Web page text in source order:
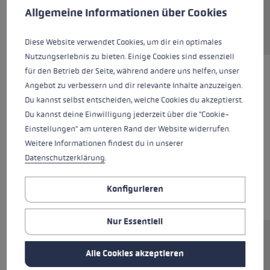
Ersatzsegment (Mittelteil) für LEKI FX.One
Stöcke. Abmessungen: 11,3x250mm.
Allgemeine Informationen über Cookies
Diese Website verwendet Cookies, um dir ein optimales
Nutzungserlebnis zu bieten. Einige Cookies sind essenziell
für den Betrieb der Seite, während andere uns helfen, unser
Angebot zu verbessern und dir relevante Inhalte anzuzeigen.
Du kannst selbst entscheiden, welche Cookies du akzeptierst.
Du kannst deine Einwilligung jederzeit über die "Cookie-
Einstellungen" am unteren Rand der Website widerrufen.
Weitere Informationen findest du in unserer
Datenschutzerklärung.
Konfigurieren
Nur Essentiell
Alle Cookies akzeptieren